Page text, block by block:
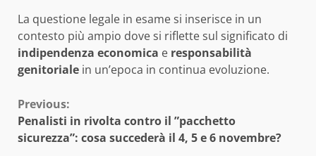
La questione legale in esame si inserisce in un
contesto più ampio dove si riflette sul significato di
indipendenza economica e responsabilità
genitoriale in un’epoca in continua evoluzione.
Continue
Reading
Previous:
Penalisti in rivolta contro il ”pacchetto
sicurezza”: cosa succederà il 4, 5 e 6 novembre?